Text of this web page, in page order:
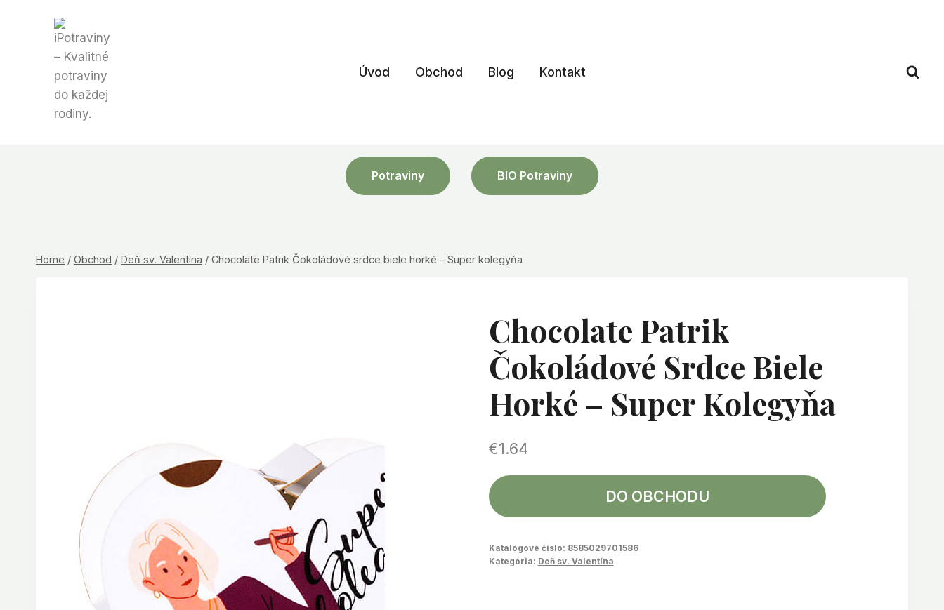
Úvod Obchod Blog Kontakt
Potraviny BIO Potraviny
Home / Obchod / Deň sv. Valentína / Chocolate Patrik Čokoládové srdce biele horké – Super kolegyňa
Chocolate Patrik
Čokoládové Srdce Biele
Horké – Super Kolegyňa
€1.64
DO OBCHODU
Katalógové číslo: 8585029701586
Kategória: Deň sv. Valentína